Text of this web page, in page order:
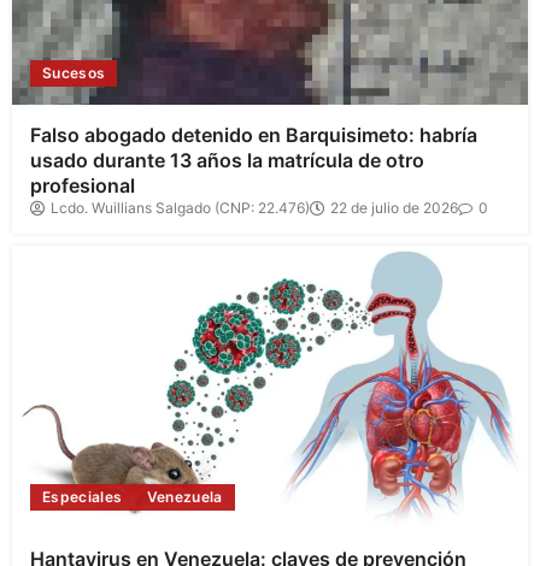
Sucesos
Falso abogado detenido en Barquisimeto: habría
usado durante 13 años la matrícula de otro
profesional
Lcdo. Wuillians Salgado (CNP: 22.476) 22 de julio de 2026 0
Especiales Venezuela
Hantavirus en Venezuela: claves de prevención